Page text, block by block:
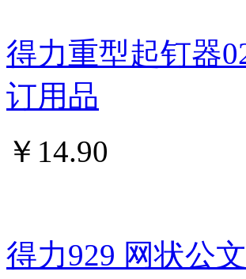
得力重型起钉器
订用品
￥ 14.90
得力929 网状公